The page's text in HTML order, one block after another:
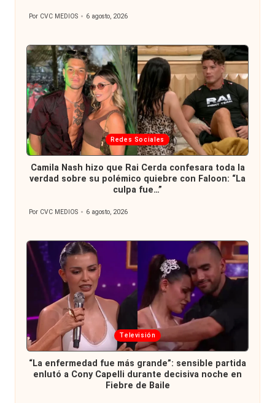
Publicado
Por CVC MEDIOS 6 agosto, 2026
Publicada
en
Redes Sociales
Camila Nash hizo que Rai Cerda confesara toda la
verdad sobre su polémico quiebre con Faloon: “La
culpa fue…”
Publicado
Por CVC MEDIOS 6 agosto, 2026
Publicada
en
Televisión
“La enfermedad fue más grande”: sensible partida
enlutó a Cony Capelli durante decisiva noche en
Fiebre de Baile